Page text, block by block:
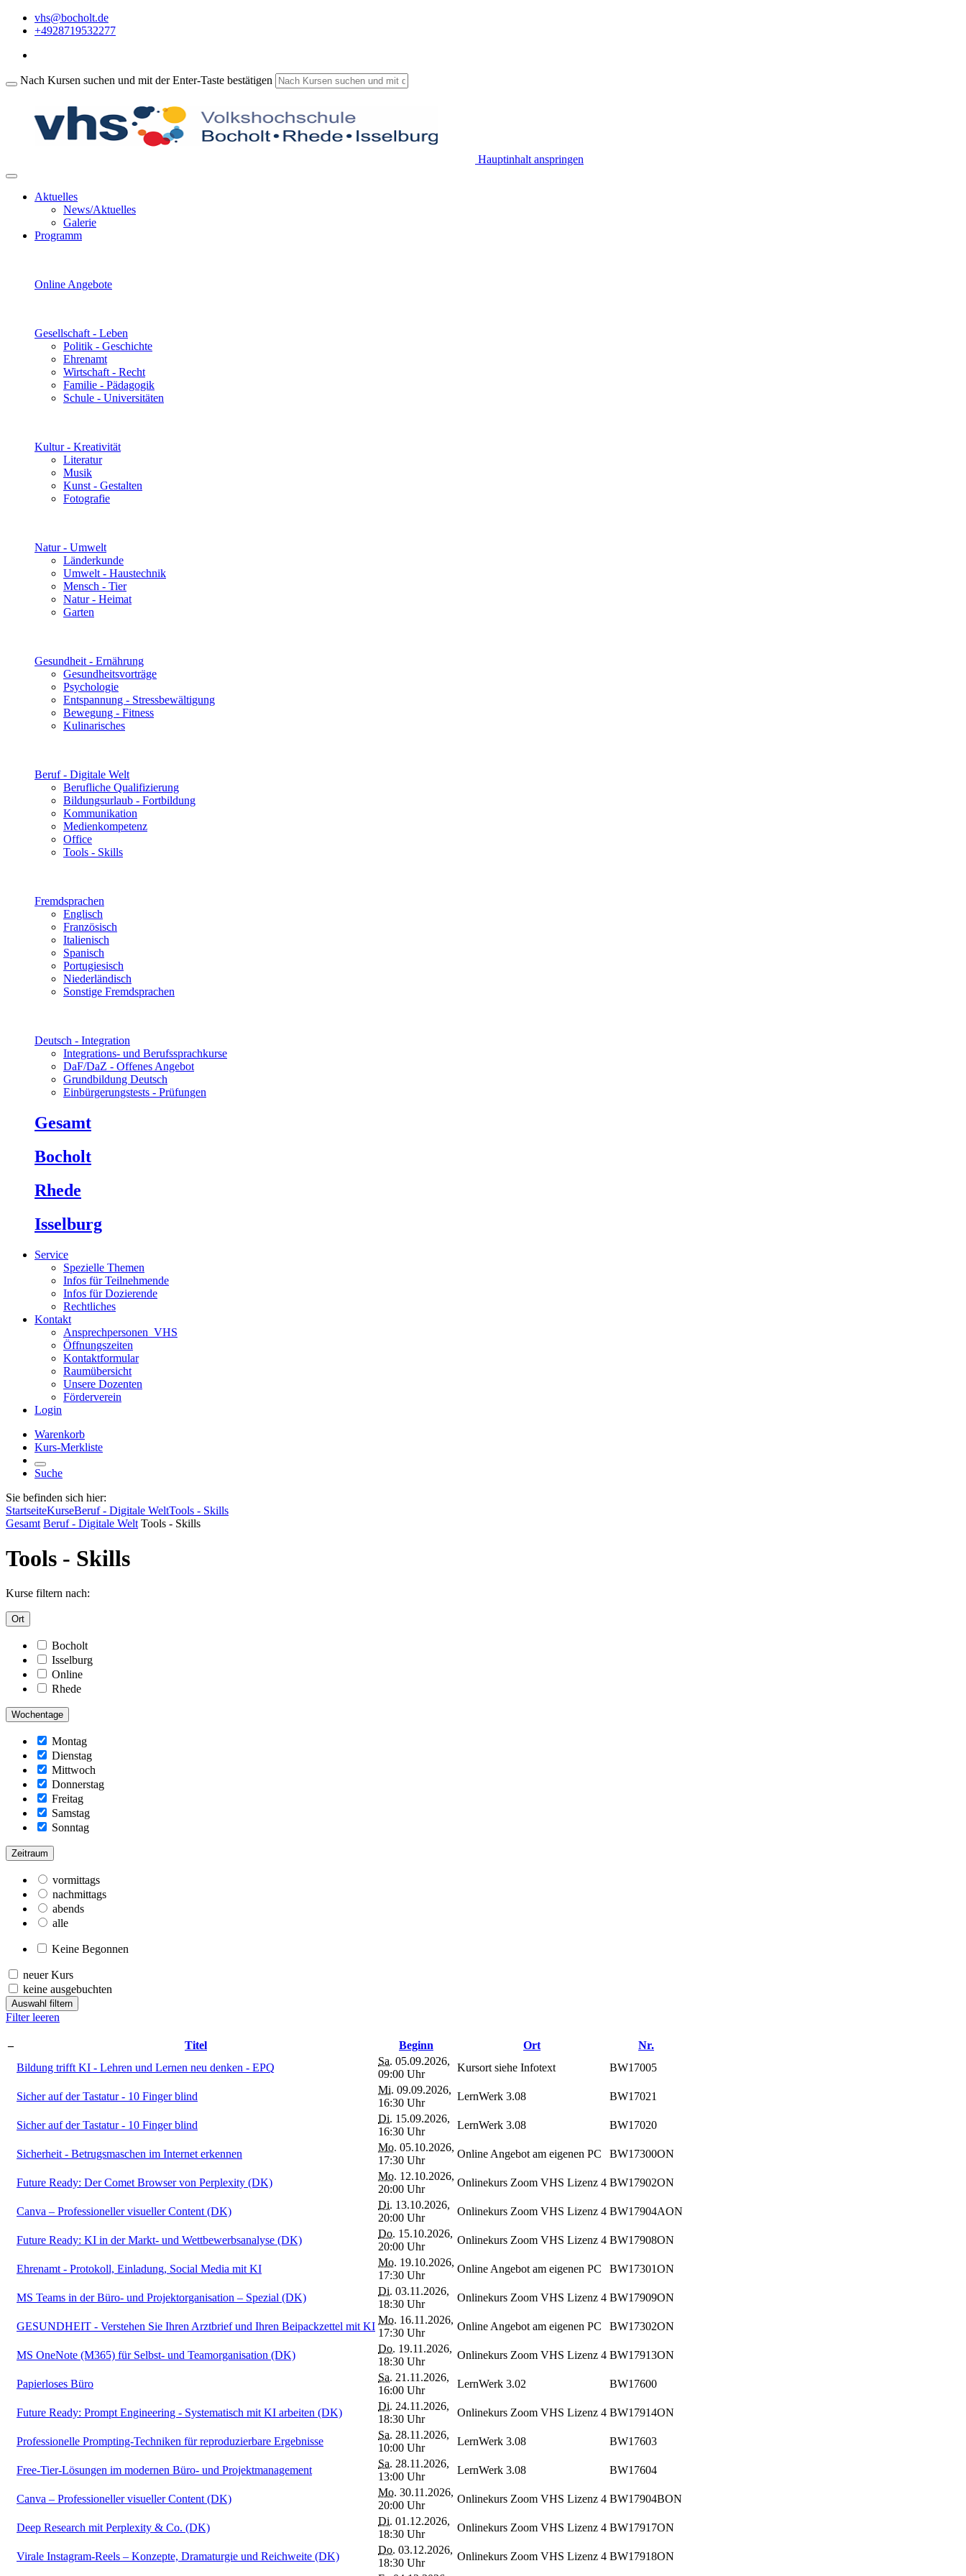
vhs@bocholt.de
+4928719532277
Nach Kursen suchen und mit der Enter-Taste bestätigen
Hauptinhalt anspringen
Aktuelles
News/Aktuelles
Galerie
Programm
Online Angebote
Gesellschaft - Leben
Politik - Geschichte
Ehrenamt
Wirtschaft - Recht
Familie - Pädagogik
Schule - Universitäten
Kultur - Kreativität
Literatur
Musik
Kunst - Gestalten
Fotografie
Natur - Umwelt
Länderkunde
Umwelt - Haustechnik
Mensch - Tier
Natur - Heimat
Garten
Gesundheit - Ernährung
Gesundheitsvorträge
Psychologie
Entspannung - Stressbewältigung
Bewegung - Fitness
Kulinarisches
Beruf - Digitale Welt
Berufliche Qualifizierung
Bildungsurlaub - Fortbildung
Kommunikation
Medienkompetenz
Office
Tools - Skills
Fremdsprachen
Englisch
Französisch
Italienisch
Spanisch
Portugiesisch
Niederländisch
Sonstige Fremdsprachen
Deutsch - Integration
Integrations- und Berufssprachkurse
DaF/DaZ - Offenes Angebot
Grundbildung Deutsch
Einbürgerungstests - Prüfungen
Gesamt
Bocholt
Rhede
Isselburg
Service
Spezielle Themen
Infos für Teilnehmende
Infos für Dozierende
Rechtliches
Kontakt
Ansprechpersonen_VHS
Öffnungszeiten
Kontaktformular
Raumübersicht
Unsere Dozenten
Förderverein
Login
Warenkorb
Kurs-Merkliste
Suche
Sie befinden sich hier:
StartseiteKurseBeruf - Digitale WeltTools - Skills
Gesamt Beruf - Digitale Welt Tools - Skills
Tools - Skills
Kurse filtern nach:
Ort
Bocholt
Isselburg
Online
Rhede
Wochentage
Montag
Dienstag
Mittwoch
Donnerstag
Freitag
Samstag
Sonntag
Zeitraum
vormittags
nachmittags
abends
alle
Keine Begonnen
neuer Kurs
keine ausgebuchten
Auswahl filtern
Filter leeren
– Titel Beginn Ort
Nr.
Bildung trifft KI - Lehren und Lernen neu denken - EPQ
Sa. 05.09.2026,
09:00 Uhr
Kursort siehe Infotext BW17005
Sicher auf der Tastatur - 10 Finger blind
Mi. 09.09.2026,
16:30 Uhr
LernWerk 3.08 BW17021
Sicher auf der Tastatur - 10 Finger blind
Di. 15.09.2026,
16:30 Uhr
LernWerk 3.08 BW17020
Sicherheit - Betrugsmaschen im Internet erkennen
Mo. 05.10.2026,
17:30 Uhr
Online Angebot am eigenen PC BW17300ON
Future Ready: Der Comet Browser von Perplexity (DK)
Mo. 12.10.2026,
20:00 Uhr
Onlinekurs Zoom VHS Lizenz 4 BW17902ON
Canva – Professioneller visueller Content (DK)
Di. 13.10.2026,
20:00 Uhr
Onlinekurs Zoom VHS Lizenz 4 BW17904AON
Future Ready: KI in der Markt- und Wettbewerbsanalyse (DK)
Do. 15.10.2026,
20:00 Uhr
Onlinekurs Zoom VHS Lizenz 4 BW17908ON
Ehrenamt - Protokoll, Einladung, Social Media mit KI
Mo. 19.10.2026,
17:30 Uhr
Online Angebot am eigenen PC BW17301ON
MS Teams in der Büro- und Projektorganisation – Spezial (DK)
Di. 03.11.2026,
18:30 Uhr
Onlinekurs Zoom VHS Lizenz 4 BW17909ON
GESUNDHEIT - Verstehen Sie Ihren Arztbrief und Ihren Beipackzettel mit KI
Mo. 16.11.2026,
17:30 Uhr
Online Angebot am eigenen PC BW17302ON
MS OneNote (M365) für Selbst- und Teamorganisation (DK)
Do. 19.11.2026,
18:30 Uhr
Onlinekurs Zoom VHS Lizenz 4 BW17913ON
Papierloses Büro
Sa. 21.11.2026,
16:00 Uhr
LernWerk 3.02 BW17600
Future Ready: Prompt Engineering - Systematisch mit KI arbeiten (DK)
Di. 24.11.2026,
18:30 Uhr
Onlinekurs Zoom VHS Lizenz 4 BW17914ON
Professionelle Prompting-Techniken für reproduzierbare Ergebnisse
Sa. 28.11.2026,
10:00 Uhr
LernWerk 3.08 BW17603
Free-Tier-Lösungen im modernen Büro- und Projektmanagement
Sa. 28.11.2026,
13:00 Uhr
LernWerk 3.08 BW17604
Canva – Professioneller visueller Content (DK)
Mo. 30.11.2026,
20:00 Uhr
Onlinekurs Zoom VHS Lizenz 4 BW17904BON
Deep Research mit Perplexity & Co. (DK)
Di. 01.12.2026,
18:30 Uhr
Onlinekurs Zoom VHS Lizenz 4 BW17917ON
Virale Instagram-Reels – Konzepte, Dramaturgie und Reichweite (DK)
Do. 03.12.2026,
18:30 Uhr
Onlinekurs Zoom VHS Lizenz 4 BW17918ON